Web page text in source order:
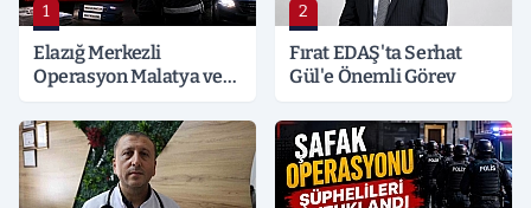
1
Elazığ Merkezli
Operasyon Malatya ve
Detaylar Merak Konusu
2
Fırat EDAŞ'ta Serhat
Gül'e Önemli Görev